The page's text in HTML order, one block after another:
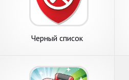
Черный список